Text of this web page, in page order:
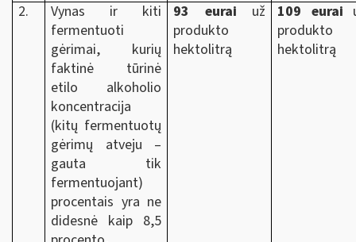
2.
Vynas ir kiti
fermentuoti
gėrimai, kurių
faktinė tūrinė
etilo alkoholio
koncentracija
(kitų fermentuotų
gėrimų atveju –
gauta tik
fermentuojant)
procentais yra ne
didesnė kaip 8,5
93 eurai už
produkto
hektolitrą
109 eurai
produkto
hektolitrą